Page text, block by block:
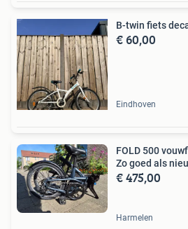
B-twin fiets
€ 60,00
Eindhoven
FOLD 500
Zo goed als
€ 475,00
Harmelen